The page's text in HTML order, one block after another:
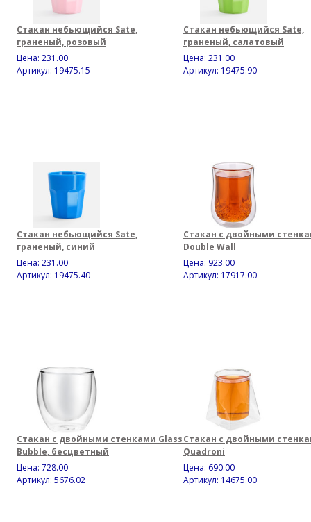
Стакан небьющийся Sate,
граненый, розовый
Цена: 231.00
Артикул: 19475.15
Стакан небьющийся Sate,
граненый, салатовый
Цена: 231.00
Артикул: 19475.90
Стакан небьющийся Sate,
граненый, синий
Цена: 231.00
Артикул: 19475.40
Стакан с двойными
Double Wall
Цена: 923.00
Артикул: 17917.00
Стакан с двойными стенками Glass
Bubble, бесцветный
Цена: 728.00
Артикул: 5676.02
Стакан с двойными
Quadroni
Цена: 690.00
Артикул: 14675.00